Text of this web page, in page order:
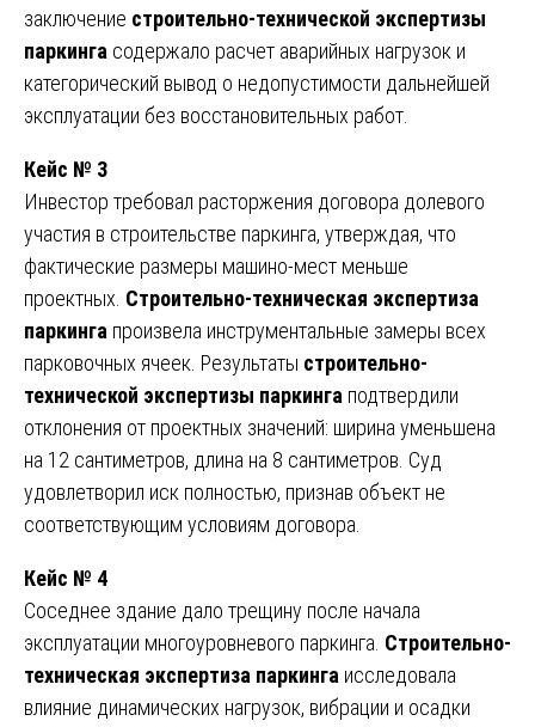
заключение строительно-технической экспертизы
паркинга содержало расчет аварийных нагрузок и
категорический вывод о недопустимости дальнейшей
эксплуатации без восстановительных работ.
Кейс № 3
Инвестор требовал расторжения договора долевого
участия в строительстве паркинга, утверждая, что
фактические размеры машино-мест меньше
проектных. Строительно-техническая экспертиза
паркинга произвела инструментальные замеры всех
парковочных ячеек. Результаты строительно-
технической экспертизы паркинга подтвердили
отклонения от проектных значений: ширина уменьшена
на 12 сантиметров, длина на 8 сантиметров. Суд
удовлетворил иск полностью, признав объект не
соответствующим условиям договора.
Кейс № 4
Соседнее здание дало трещину после начала
эксплуатации многоуровневого паркинга. Строительно-
техническая экспертиза паркинга исследовала
влияние динамических нагрузок, вибрации и осадки